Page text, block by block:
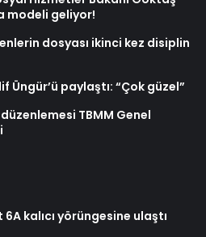
modeli geliyor!
dosyası ikinci kez disiplin
Üngür’ü paylaştı: “Çok güzel”
TBMM Genel
kalıcı yörüngesine ulaştı